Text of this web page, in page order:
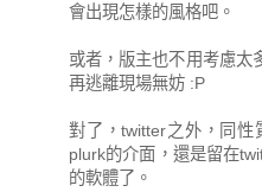
會出現怎樣的風格吧。
或者，版主也不用考慮太
再逃離現場無妨 :P
對了，twitter之外，同
plurk的介面，還是留在
的軟體了。